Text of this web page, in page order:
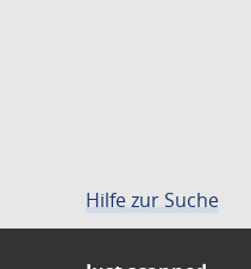
Hilfe zur Suche